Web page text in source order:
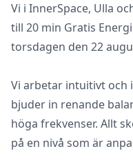
Vi i InnerSpace, Ulla
till 20 min Gratis
torsdagen den 22
Vi arbetar intuitivt och
bjuder in renande
höga frekvenser. Allt
på en nivå som är